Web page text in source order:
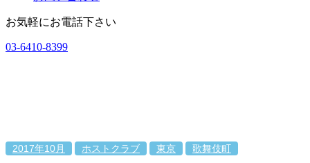
お気軽にお電話下さい
03-6410-8399
2017年10月 ホストクラブ 東京 歌舞伎町